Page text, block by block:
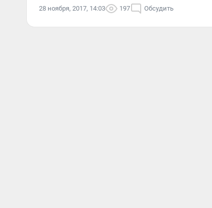
28 ноября, 2017, 14:03 197 Обсудить